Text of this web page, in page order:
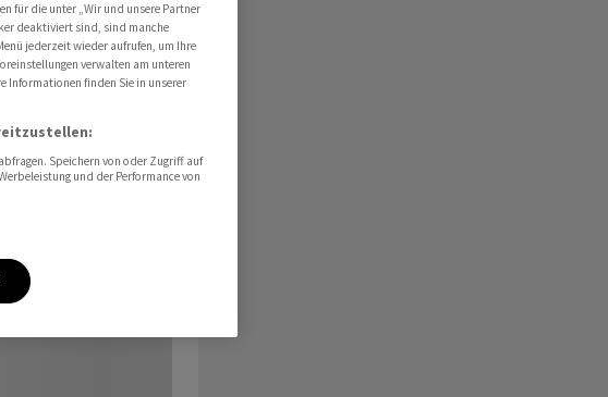
für die unter „Wir und unsere Partner
deaktiviert sind, sind manche
jederzeit wieder aufrufen, um Ihre
verwalten am unteren
Informationen finden Sie in unserer
Speichern von oder Zugriff auf
und der Performance von